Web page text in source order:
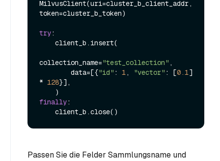
MilvusClient(uri=cluster_b_client_addr,
token=cluster_b_token)
try:
collection_name="test_collection" ,
        data=[{
"id" : 1, "vector" : [0.1]
* 128}],
finally:
Passen Sie die Felder Sammlungsname und